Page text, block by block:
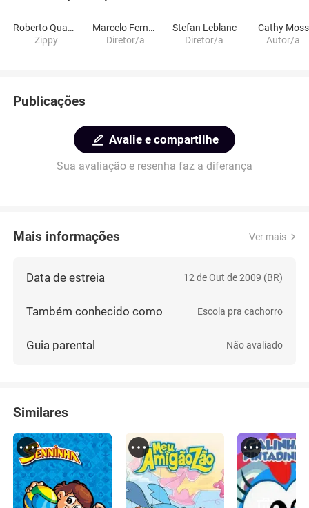
Roberto Quano Saldanha
Zippy
Marcelo Fernandes De Moura
Diretor/a
Stefan Leblanc
Diretor/a
Cathy Moss
Autor/a
Publicações
Avalie e compartilhe
Sua avaliação e resenha faz a diferança
Mais informações Ver mais
Data de estreia 12 de Out de 2009 (BR)
Também conhecido como Escola pra cachorro
Guia parental Não avaliado
Similares